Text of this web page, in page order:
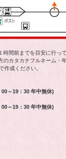
間前までを目安に行っ
カタカナフルネーム・
作成ください。
～19：30 年中無休)
～19：30 年中無休)